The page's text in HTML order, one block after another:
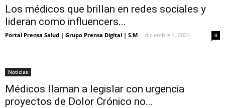
Los médicos que brillan en redes sociales y
lideran como influencers...
Portal Prensa Salud | Grupo Prensa Digital | S.M - diciembre 4, 2024 0
Noticias
Médicos llaman a legislar con urgencia
proyectos de Dolor Crónico no...